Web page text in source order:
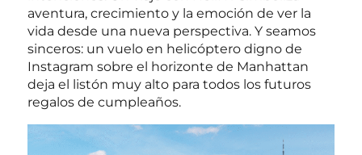
aventura, crecimiento y la emoción de ver la
vida desde una nueva perspectiva. Y seamos
sinceros: un vuelo en helicóptero digno de
Instagram sobre el horizonte de Manhattan
deja el listón muy alto para todos los futuros
regalos de cumpleaños.